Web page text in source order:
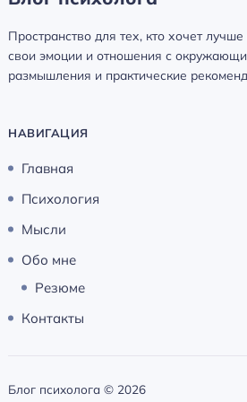
Пространство для тех, кто хочет
свои эмоции и отношения с
размышления и практические
НАВИГАЦИЯ
Главная
Психология
Мысли
Обо мне
Резюме
Контакты
Блог психолога © 2026